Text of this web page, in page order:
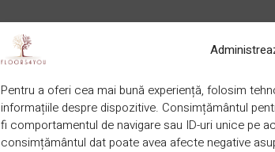
Pentru a oferi cea mai bună experiență, folosim
informațiile despre dispozitive. Consimțământul
fi comportamentul de navigare sau ID-uri unice pe
consimțământul dat poate avea afecte negative
Vetedy CANTITATE